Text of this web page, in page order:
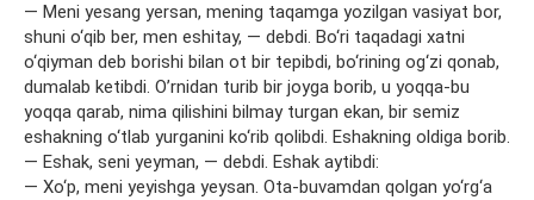
— Meni yesang yersan, mening taqamga yozilgan vasiyat bor,
shuni o‘qib ber, men eshitay, — debdi. Bo‘ri taqadagi xatni
o‘qiyman deb borishi bilan ot bir tepibdi, bo‘rining og‘zi qonab,
dumalab ketibdi. O’rnidan turib bir joyga borib, u yoqqa-bu
yoqqa qarab, nima qilishini bilmay turgan ekan, bir semiz
eshakning o‘tlab yurganini ko‘rib qolibdi. Eshakning oldiga borib.
— Eshak, seni yeyman, — debdi. Eshak aytibdi:
— Xo‘p, meni yeyishga yeysan. Ota-buvamdan qolgan yo‘rg‘a